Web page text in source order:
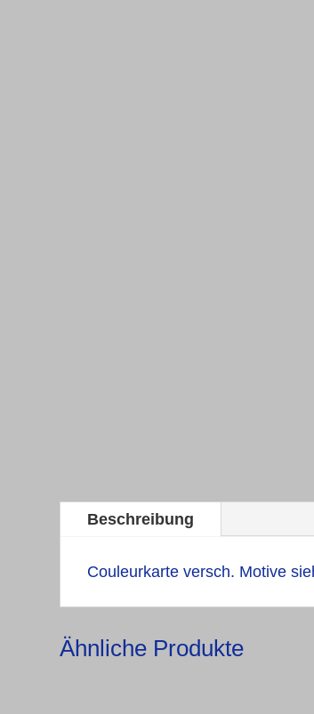
Beschreibung
Couleurkarte versch. Motive
Ähnliche Produkte